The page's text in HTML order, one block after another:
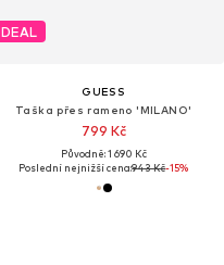
DEAL
GUESS
Taška přes rameno 'MILANO'
799 Kč
Původně: 1 690 Kč
Poslední nejnižší cena:943 Kč-15%